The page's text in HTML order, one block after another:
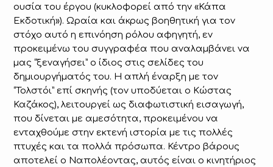
ουσία του έργου (κυκλοφορεί από την «Κάπα
Εκδοτική»). Ωραία και άκρως βοηθητική για τον
στόχο αυτό η επινόηση ρόλου αφηγητή, εν
προκειμένω του συγγραφέα που αναλαμβάνει να
μας “ξεναγήσει” ο ίδιος στις σελίδες του
δημιουργήματός του. Η απλή έναρξη με τον
“Τολστόι” επί σκηνής (τον υποδύεται ο Κώστας
Καζάκος), λειτουργεί ως διαφωτιστική εισαγωγή,
που δίνεται με αμεσότητα, προκειμένου να
ενταχθούμε στην εκτενή ιστορία με τις πολλές
πτυχές και τα πολλά πρόσωπα. Κέντρο βάρους
αποτελεί ο Ναπολέοντας, αυτός είναι ο κινητήριος